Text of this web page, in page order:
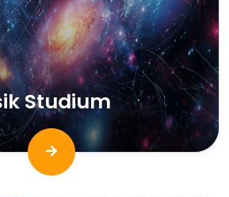
Studium